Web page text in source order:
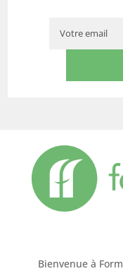
Bienvenue à